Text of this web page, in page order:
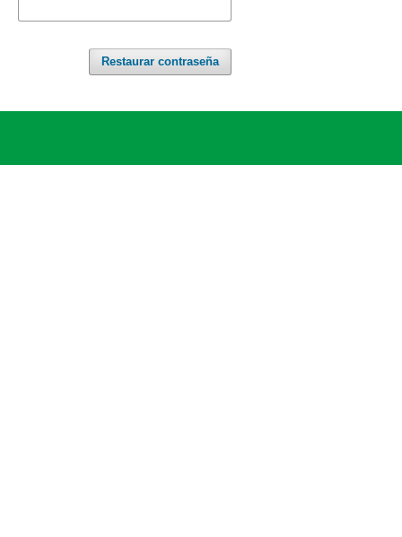
Restaurar contraseña